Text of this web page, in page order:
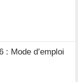
: Mode d’emploi